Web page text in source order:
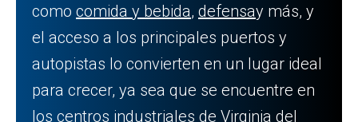
como comida y bebida, defensay más, y
el acceso a los principales puertos y
autopistas lo convierten en un lugar ideal
para crecer, ya sea que se encuentre en
los centros industriales de Virginia del